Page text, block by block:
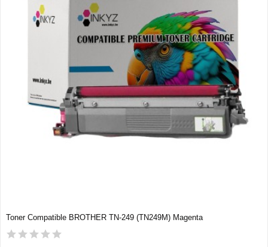
Toner Compatible BROTHER TN-249 (TN249M) Magenta